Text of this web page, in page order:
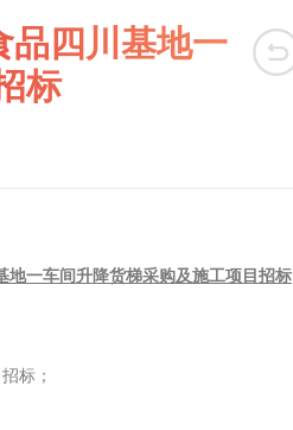
品四川基地一
标
地一车间升降货梯采购及施工项目招标
标；